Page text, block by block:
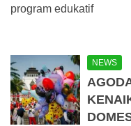
program edukatif
NEWS